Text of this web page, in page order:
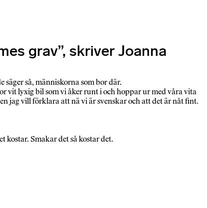
grav”, skriver Joanna
säger så, människorna som bor där.
vit lyxig bil som vi åker runt i och hoppar ur med våra vita
jag vill förklara att nä vi är svenskar och att det är nåt fint.
kostar. Smakar det så kostar det.